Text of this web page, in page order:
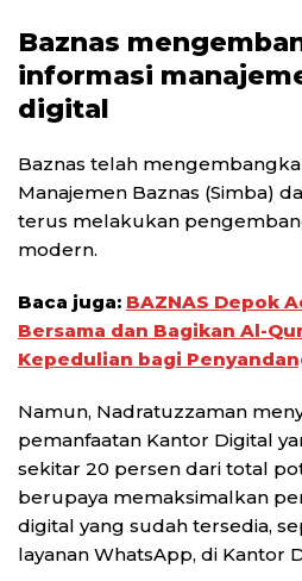
Baznas
informasi
digital
Baznas telah
Manajemen Baznas (Simba)
terus melakukan
modern.
Baca juga: BAZNAS Depok
Bersama dan Bagikan Al-
Kepedulian bagi
Namun, Nadratuzzaman
pemanfaatan Kantor Digital
sekitar 20 persen dari total
berupaya memaksimalkan
digital yang sudah tersedia,
layanan WhatsApp, di Kantor